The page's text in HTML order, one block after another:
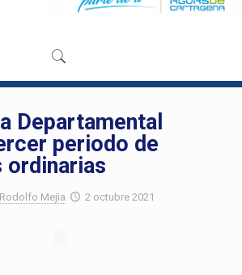
Departamental
periodo de
ordinarias
Rodolfo Mejia 2 octubre 2021